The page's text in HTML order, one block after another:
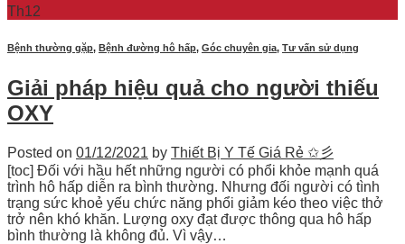
Th12
Bệnh thường gặp, Bệnh đường hô hấp, Góc chuyên gia, Tư vấn sử dụng
Giải pháp hiệu quả cho người thiếu
OXY
Posted on 01/12/2021 by Thiết Bị Y Tế Giá Rẻ ✩彡
[toc] Đối với hầu hết những người có phổi khỏe mạnh quá
trình hô hấp diễn ra bình thường. Nhưng đối người có tình
trạng sức khoẻ yếu chức năng phổi giảm kéo theo việc thở
trở nên khó khăn. Lượng oxy đạt được thông qua hô hấp
bình thường là không đủ. Vì vậy…